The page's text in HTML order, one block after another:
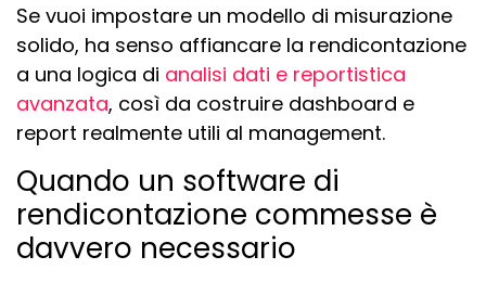
Se vuoi impostare un modello di misurazione
solido, ha senso affiancare la rendicontazione
a una logica di analisi dati e reportistica
avanzata, così da costruire dashboard e
report realmente utili al management.
Quando un software di
rendicontazione commesse è
davvero necessario